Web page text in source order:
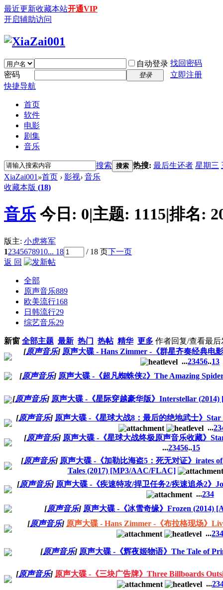
最近更新收藏本站开通VIP
开启辅助访问
自动登录 找回密码
密码
登录
立即注册
快捷导航
首页
软件
电影
剧集
音乐
搜索 搜索 热搜: 最后生还者 星期三
XiaZai001 »首页 › 影视› 音乐
收藏本版 (18)
音乐 今日: 0|主题: 1115|排名:
版主: 小虎将军
12345678910... 18 / 18 页下一页
返 回
全部
原声音乐889
欧美流行168
日韩流行29
综艺音乐29
新窗 全部主题 最新 热门 热帖 精华 更多 作者回复/查看最后
[原声音乐] 原声大碟 - Hans Zimmer -《群星齐奏经典电
...23456..13
[原声音乐] 原声大碟 -《超凡蜘蛛侠2》The Amazing
[原声音乐] 原声大碟 -《星际穿越豪华版》Interstellar
[原声音乐] 原声大碟 -《星球大战8：最后的绝地武士》
...23
[原声音乐] 原声大碟 -《星球大战终极原声音乐收藏》
...23456..15
[原声音乐] 原声大碟 -《加勒比海盗5：死无对证》irates
Tales (2017) [MP3/AAC/FLAC]
[原声音乐] 原声大碟 -《疾速特攻/捍卫任务2/疾速追杀2》
...234
[原声音乐] 原声大碟 -《冰雪奇缘》Frozen (2014)
[原声音乐] 原声大碟 - Hans Zimmer -《布拉格现场》
...234
[原声音乐] 原声大碟 -《辉夜姬物语》The Tale of
[原声音乐] 原声大碟 -《三块广告牌》Three Billboards
...23